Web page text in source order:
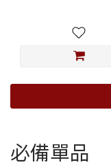
必備單品